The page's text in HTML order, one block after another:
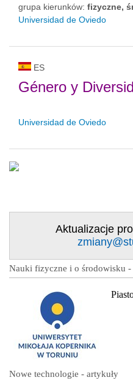
grupa kierunków: fizyczne,
Universidad de Oviedo
ES
Género y
Universidad de Oviedo
Aktualizacje
Nauki fizyczne i o środowisku -
Nowe technologie - artykuły